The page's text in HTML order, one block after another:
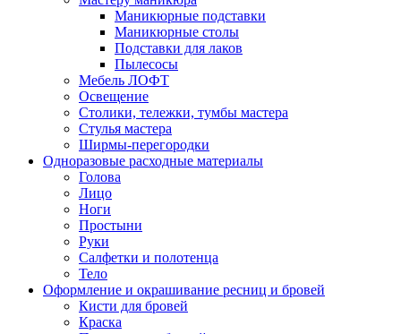
Маникюрные подставки
Маникюрные столы
Подставки для лаков
Пылесосы
Мебель ЛОФТ
Освещение
Столики, тележки, тумбы мастера
Стулья мастера
Ширмы-перегородки
Одноразовые расходные материалы
Голова
Лицо
Ноги
Простыни
Руки
Салфетки и полотенца
Тело
Оформление и окрашивание ресниц и бровей
Кисти для бровей
Краска